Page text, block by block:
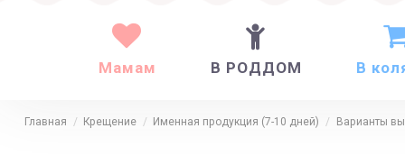
Мамам В РОДДОМ В
Главная Крещение Именная продукция (7-10 дней) Варианты